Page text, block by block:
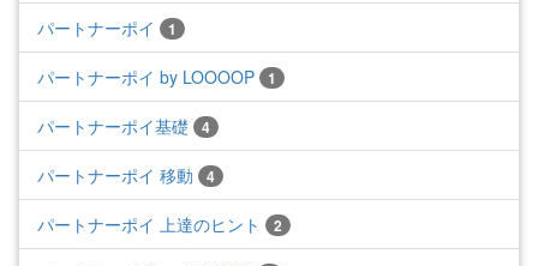
パートナーポイ 1
パートナーポイ by LOOOOP 1
パートナーポイ基礎 4
パートナーポイ 移動 4
パートナーポイ 上達のヒント 2